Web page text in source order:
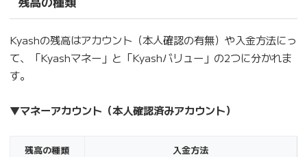
Kyashの残高はアカウント（本人確認の有無）や入金方法にっ
て、「Kyashマネー」と「Kyashバリュー」の2つに分かれま
す。
▼マネーアカウント（本人確認済みアカウント）
残高の種類 入金方法